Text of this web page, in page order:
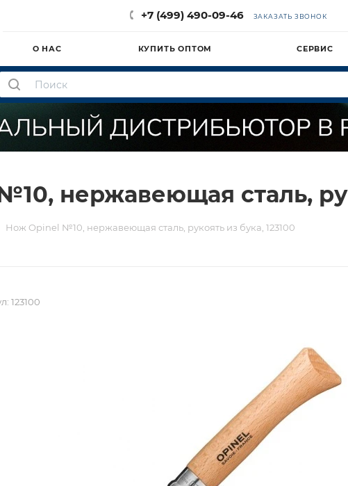
+7 (499) 490-09-46 ЗАКАЗАТЬ ЗВОНОК
О НАС КУПИТЬ ОПТОМ СЕРВИС
нержавеющая сталь,
Нож Opinel №10, нержавеющая сталь, рукоять из бука, 123100
123100